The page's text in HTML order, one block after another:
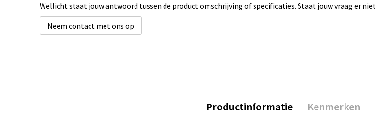
Wellicht staat jouw antwoord tussen de product omschrijving of specificaties. Staat jouw vraag er
Neem contact met ons op
Productinformatie Kenmerken